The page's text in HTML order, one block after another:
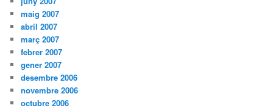
maig 2007
abril 2007
març 2007
febrer 2007
gener 2007
desembre 2006
novembre 2006
octubre 2006